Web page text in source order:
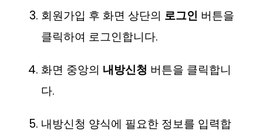
회원가입 후 화면 상단의 로그인 버튼을
클릭하여 로그인합니다.
화면 중앙의 내방신청 버튼을 클릭합니
다.
내방신청 양식에 필요한 정보를 입력합